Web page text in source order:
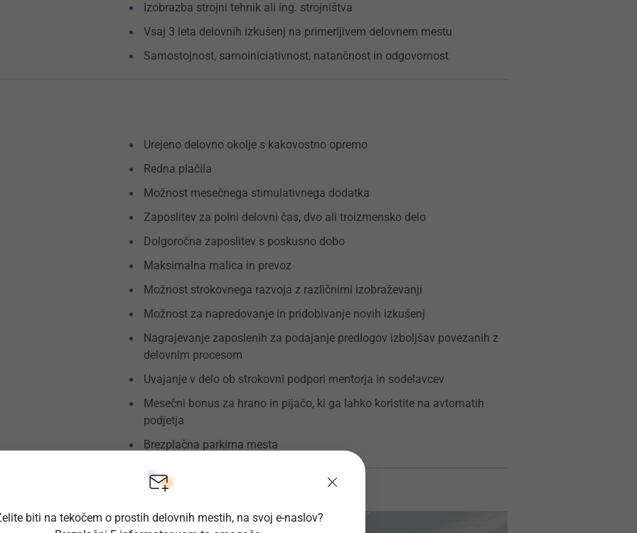
Izobrazba strojni tehnik ali ing. strojništva
Vsaj 3 leta delovnih izkušenj na primerljivem delovnem mestu
Samostojnost, samoiniciativnost, natančnost in odgovornost
Urejeno delovno okolje s kakovostno opremo
Redna plačila
Možnost mesečnega stimulativnega dodatka
Zaposlitev za polni delovni čas, dvo ali troizmensko delo
Dolgoročna zaposlitev s poskusno dobo
Maksimalna malica in prevoz
Možnost strokovnega razvoja z različnimi izobraževanji
Možnost za napredovanje in pridobivanje novih izkušenj
Nagrajevanje zaposlenih za podajanje predlogov izboljšav povezanih z
delovnim procesom
Uvajanje v delo ob strokovni podpori mentorja in sodelavcev
Mesečni bonus za hrano in pijačo, ki ga lahko koristite na avtomatih
podjetja
Brezplačna parkirna mesta
biti na tekočem o prostih delovnih mestih, na svoj e-naslov?